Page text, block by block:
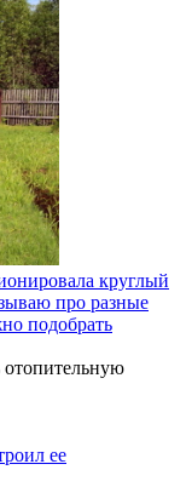
круглый
про разные
подобрать
отопительную
ее